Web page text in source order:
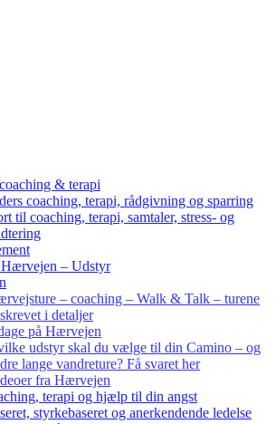
& terapi
coaching, terapi, rådgivning og sparring
til coaching, terapi, samtaler, stress- og
Hærvejen – Udstyr
– coaching – Walk & Talk – turene
i detaljer
på Hærvejen
udstyr skal du vælge til din Camino – og
lange vandreture? Få svaret her
fra Hærvejen
terapi og hjælp til din angst
styrkebaseret og anerkendende ledelse